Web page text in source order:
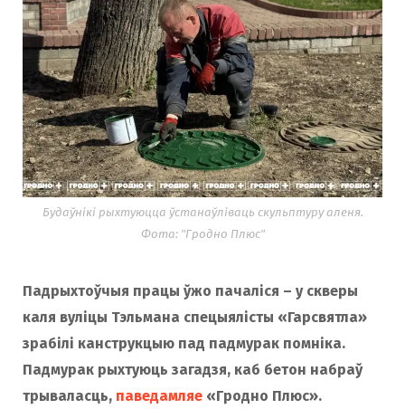
Будаўнікі рыхтуюцца ўстанаўліваць скульптуру аленя.
Фота: "Гродно Плюс"
Падрыхтоўчыя працы ўжо пачаліся – у скверы
каля вуліцы Тэльмана спецыялісты «Гарсвятла» ​​
зрабілі канструкцыю пад падмурак помніка.
Падмурак рыхтуюць загадзя, каб бетон набраў
трываласць, паведамляе «Гродно Плюс».